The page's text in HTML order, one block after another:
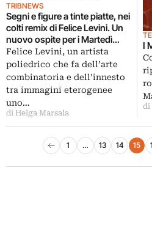
TRIBNEWS
Segni e figure a tinte piatte, nei
colti remix di Felice Levini. Un
nuovo ospite per i Martedì
Critici, mentre il talk con
Stefano Di Stasio ve lo
raccontiamo su Artribune
Television
Felice Levini, un artista
poliedrico che fa dell’arte
combinatoria e dell’innesto
tra immagini eterogenee
uno…
di Helga Marsala
I
di
Paginazione degli
Pagina precedente
1 … 13 14 15